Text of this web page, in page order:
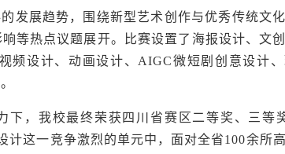
发展趋势，围绕新型艺术创作与优秀传统文
等热点议题展开。比赛设置了海报设计、文
频设计、动画设计、AIGC微短剧创意设计
下，我校最终荣获四川省赛区二等奖、三等
这一竞争激烈的单元中，面对全省100余所